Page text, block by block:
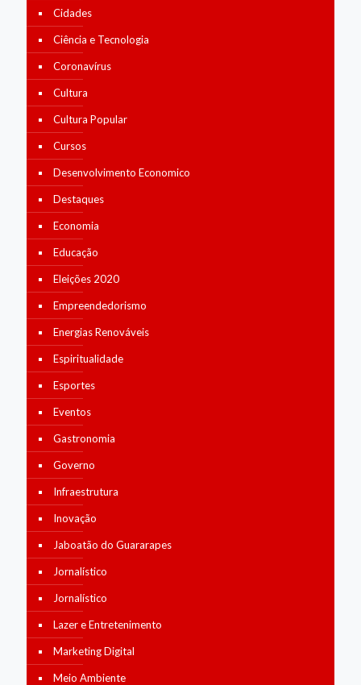
Cidades
Ciência e Tecnologia
Coronavírus
Cultura
Cultura Popular
Cursos
Desenvolvimento Economico
Destaques
Economia
Educação
Eleições 2020
Empreendedorismo
Energias Renováveis
Espiritualidade
Esportes
Eventos
Gastronomia
Governo
Infraestrutura
Inovação
Jaboatão do Guararapes
Jornalístico
Jornalístico
Lazer e Entretenimento
Marketing Digital
Meio Ambiente